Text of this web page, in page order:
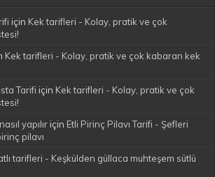
için Kek tarifleri - Kolay, pratik ve çok
Kek tarifleri - Kolay, pratik ve çok kabaran kek
Tarifi için Kek tarifleri - Kolay, pratik ve çok
yapılır için Etli Pirinç Pilavı Tarifi - Şefleri
pilavı
tarifleri - Keşkülden güllaca muhteşem sütlü